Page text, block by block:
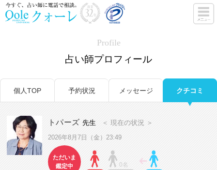
Profile
占い師プロフィール
個人TOP 予約状況 メッセージ クチコミ
トパーズ 先生 ＜ 現在の状況 ＞
2026年8月7日（金）23:49
ただいま
鑑定中
0名